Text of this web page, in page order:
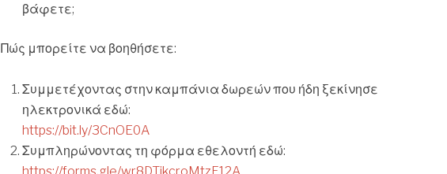
βάφετε;
Πώς μπορείτε να βοηθήσετε:
Συμμετέχοντας στην καμπάνια δωρεών που ήδη ξεκίνησε
ηλεκτρονικά εδώ:
https://bit.ly/3CnOE0A
Συμπληρώνοντας τη φόρμα εθελοντή εδώ: